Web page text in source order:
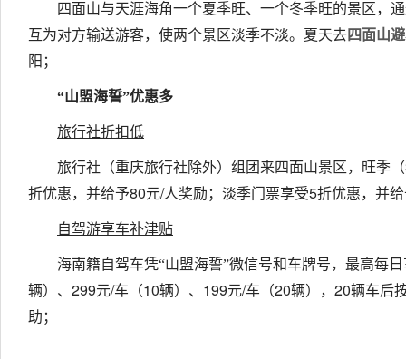
四面山与天涯海角一个夏季旺、一个冬季旺的景区，
互为对方输送游客，使两个景区淡季不淡。夏天去四面山
阳；
“山盟海誓”优惠多
旅行社折扣低
旅行社（重庆旅行社除外）组团来四面山景区，旺季（
折优惠，并给予80元/人奖励；淡季门票享受5折优惠，并
自驾游享车补津贴
海南籍自驾车凭“山盟海誓”微信号和车牌号，最高每
辆）、 299元/车（10辆）、 199元/车（20辆）， 20辆车后
助；